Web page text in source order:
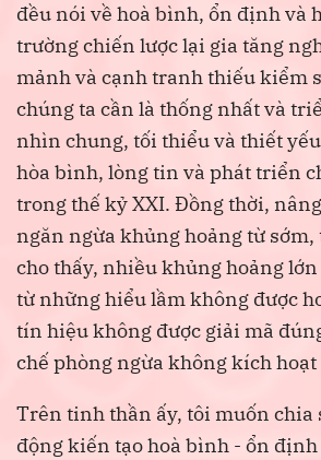
đều nói về hoà bình, ổn định và
trường chiến lược lại gia tăng
mảnh và cạnh tranh thiếu kiểm
chúng ta cần là thống nhất và
nhìn chung, tối thiểu và thiết
hòa bình, lòng tin và phát triển
trong thế kỷ XXI. Đồng thời,
ngăn ngừa khủng hoảng từ sớm,
cho thấy, nhiều khủng hoảng
từ những hiểu lầm không được
tín hiệu không được giải mã
chế phòng ngừa không kích
Trên tinh thần ấy, tôi muốn chia
động kiến tạo hoà bình - ổn